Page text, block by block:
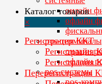
онлайн
офлайн
pos-терминалы
онлайн
офлайн
pos-системы
pos-
Каталог товаров
×
Регистрация ККТ
Регистрация
Регистрация
Перерегистрация